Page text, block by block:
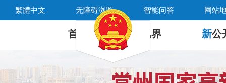
繁體中文 无障碍浏览 智能问答 网站
首 页 新 视界 新公